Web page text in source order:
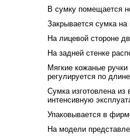
В сумку помещается
Закрывается сумка
На лицевой стороне
На задней стенке
Мягкие кожаные
регулируется по
Сумка изготовлена из
интенсивную
Упаковывается в
На модели